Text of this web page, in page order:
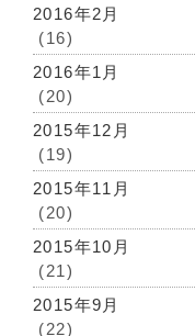
2016年2月
(16)
2016年1月
(20)
2015年12月
(19)
2015年11月
(20)
2015年10月
(21)
2015年9月
(22)